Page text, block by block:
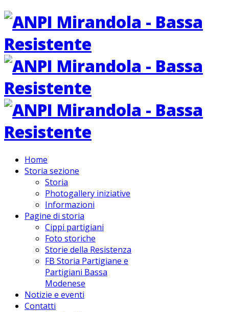
Home
Storia sezione
Storia
Photogallery iniziative
Informazioni
Pagine di storia
Cippi partigiani
Foto storiche
Storie della Resistenza
FB Storia Partigiane e
Partigiani Bassa
Modenese
Notizie e eventi
Contatti